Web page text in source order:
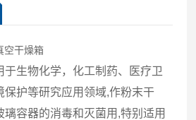
空干燥箱
于生物化学，化工制药、医疗卫
保护等研究应用领域,作粉末干
容器的消毒和灭菌用 ,特别适用